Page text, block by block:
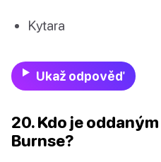
Kytara
Ukaž odpověď
20. Kdo je
Burnse?